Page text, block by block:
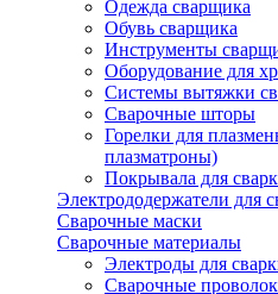
Одежда сварщика
Обувь сварщика
Инструменты
Оборудование для
Системы вытяжки
Сварочные шторы
Горелки для
плазматроны)
Покрывала для
Электрододержатели для
Сварочные маски
Сварочные материалы
Электроды для
Сварочные